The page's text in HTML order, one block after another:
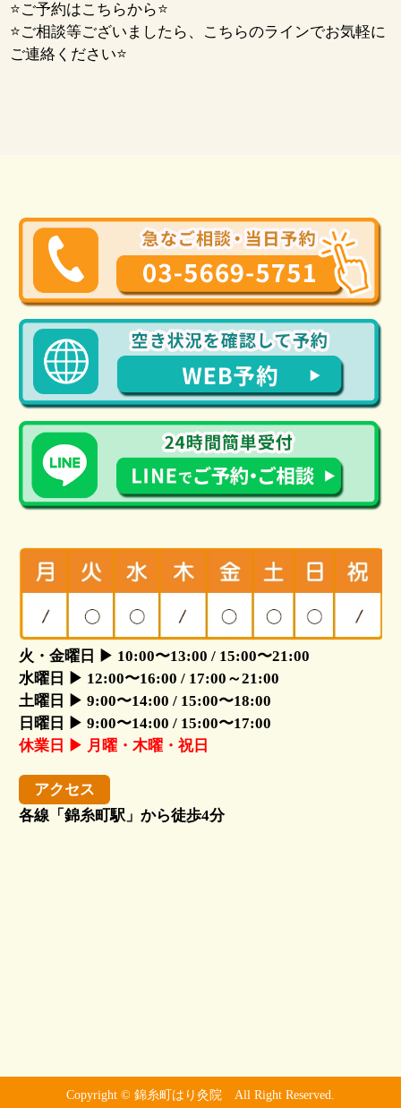
⭐ご予約はこちらから⭐
⭐ご相談等ございましたら、こちらのラインでお気軽に
ご連絡ください⭐
火・金曜日 ▶ 10:00〜13:00 / 15:00〜21:00
水曜日 ▶ 12:00〜16:00 / 17:00～21:00
土曜日 ▶ 9:00〜14:00 / 15:00〜18:00
日曜日 ▶ 9:00〜14:00 / 15:00〜17:00
休業日 ▶ 月曜・木曜・祝日
アクセス
各線「錦糸町駅」から徒歩4分
Copyright © 錦糸町はり灸院 All Right Reserved.